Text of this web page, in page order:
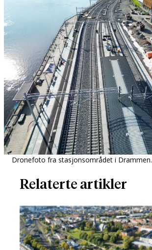
Dronefoto fra stasjonsområdet i Drammen.
Relaterte artikler